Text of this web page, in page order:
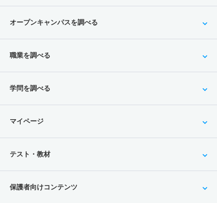
オープンキャンパスを調べる
職業を調べる
学問を調べる
マイページ
テスト・教材
保護者向けコンテンツ